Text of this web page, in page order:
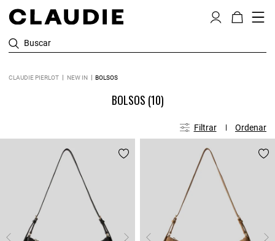
Buscar
CLAUDIE PIERLOT NEW IN BOLSOS
BOLSOS (10)
Filtrar Ordenar